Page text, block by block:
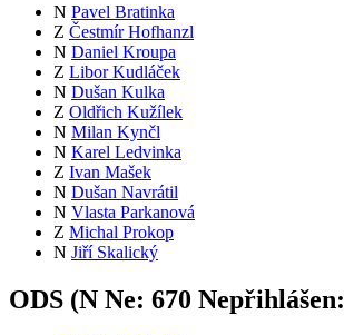
N Pavel Bratinka
Z Čestmír Hofhanzl
N Daniel Kroupa
Z Libor Kudláček
N Dušan Kulka
Z Oldřich Kužílek
N Milan Kynčl
N Karel Ledvinka
Z Ivan Mašek
N Dušan Navrátil
N Vlasta Parkanová
Z Michal Prokop
N Jiří Skalický
ODS (N Ne: 670 Nepřihlášen: